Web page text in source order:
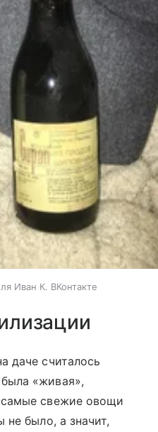
Иван К. ВКонтакте
даче считалось
«живая»,
самые свежие овощи
не было, а значит,